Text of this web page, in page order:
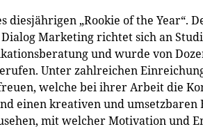
„Rookie of the Year“.
Marketing richtet sich an
und wurde von
Unter zahlreichen
welche bei ihrer Arbeit die
einen kreativen und
mit welcher Motivation und